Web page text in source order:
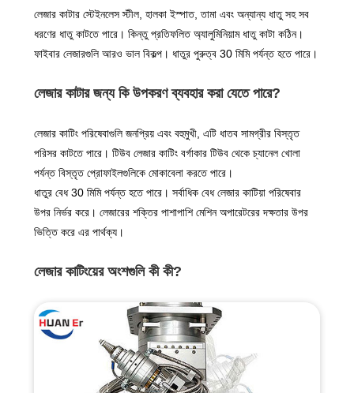
লেজার কাটার স্টেইনলেস স্টীল, হালকা ইস্পাত, তামা এবং অন্যান্য ধাতু সহ সব
ধরণের ধাতু কাটতে পারে। কিন্তু প্রতিফলিত অ্যালুমিনিয়াম ধাতু কাটা কঠিন।
ফাইবার লেজারগুলি আরও ভাল বিকল্প। ধাতুর পুরুত্ব 30 মিমি পর্যন্ত হতে পারে।
লেজার কাটার জন্য কি উপকরণ ব্যবহার করা যেতে পারে?
লেজার কাটিং পরিষেবাগুলি জনপ্রিয় এবং বহুমুখী, এটি ধাতব সামগ্রীর বিস্তৃত
পরিসর কাটতে পারে। টিউব লেজার কাটিং বর্গাকার টিউব থেকে চ্যানেল খোলা
পর্যন্ত বিস্তৃত প্রোফাইলগুলিকে মোকাবেলা করতে পারে।
ধাতুর বেধ 30 মিমি পর্যন্ত হতে পারে। সর্বাধিক বেধ লেজার কাটিয়া পরিষেবার
উপর নির্ভর করে। লেজারের শক্তির পাশাপাশি মেশিন অপারেটরের দক্ষতার উপর
ভিত্তি করে এর পার্থক্য।
লেজার কাটিংয়ের অংশগুলি কী কী?